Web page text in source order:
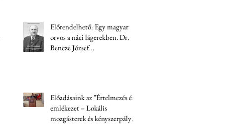
Előrendelhető: Egy magyar
orvos a náci lágerekben. Dr.
Bencze József
Előadásaink az "Értelmezés és
emlékezet – Lokális
mozgásterek és kényszerpályák